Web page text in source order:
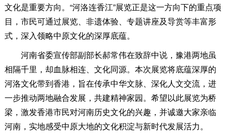
文化是重要方向。“河洛连香江”展览正是这一方向下的重点项
目，市民可通过展览、非遗体验、专题讲座及导赏等丰富形
式，深入领略中原文化的深厚底蕴。
河南省委宣传部副部长郝常伟在致辞中说，豫港两地虽
相隔千里，却血脉相连、文化同源。本次展览将底蕴深厚的
河洛文化带到香港，旨在传承中华文脉、深化人文交流，进
一步推动两地融合发展，共建精神家园。希望以此展览为桥
梁，激发香港市民对河南历史文化的兴趣，并诚邀大家亲临
河南，实地感受中原大地的文化积淀与新时代发展活力。